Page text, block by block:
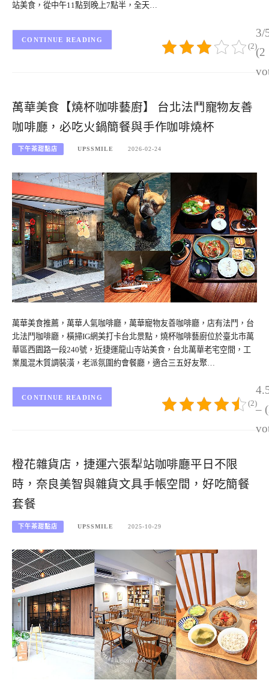
站美食，從中午11點到晚上7點半，全天…
3/
(2
(2)
CONTINUE READING
萬華美食【燒杯咖啡藝廚】 台北法鬥寵物友善
咖啡廳，必吃火鍋簡餐與手作咖啡燒杯
下午茶甜點店 UPSSMILE 2026-02-24
萬華美食推薦，萬華人氣咖啡廳，萬華寵物友善咖啡廳，店有法鬥，台
北法鬥咖啡廳，橫掃IG網美打卡台北景點，燒杯咖啡藝廚位於臺北市萬
華區西園路一段240號，近捷運龍山寺站美食，台北萬華老宅空間，工
業風混木質調裝潢，老派氛圍約會餐廳，適合三五好友聚…
–
(2)
CONTINUE READING
橙花雜貨店，捷運六張犁站咖啡廳平日不限
時，奈良美智與雜貨文具手帳空間，好吃簡餐
套餐
下午茶甜點店 UPSSMILE 2025-10-29